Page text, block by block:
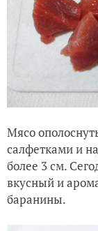
Мясо
салфетками и
более 3 см.
вкусный и
баранины.